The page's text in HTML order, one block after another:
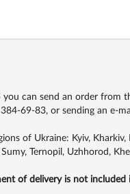
can send an order from
69-83,or sending an e-
of Ukraine: Kyiv, Kharkiv,
Ternopil, Uzhhorod,
of delivery is not included